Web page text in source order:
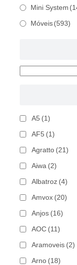
Mini System
Móveis (593)
A5 (1)
AF5 (1)
Agratto (21)
Aiwa (2)
Albatroz (4)
Amvox (20)
Anjos (16)
AOC (11)
Aramoveis (2)
Arno (18)